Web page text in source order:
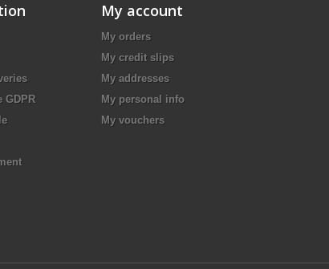
GDPR
My account
My orders
My credit slips
My addresses
My personal info
My vouchers